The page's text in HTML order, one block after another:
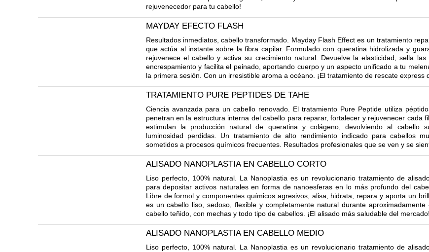
rejuvenecedor para tu cabello!
MAYDAY EFECTO FLASH
Resultados inmediatos, cabello transformado. Mayday Flash Effect es un tratamiento
que actúa al instante sobre la fibra capilar. Formulado con queratina hidrolizada y
rejuvenece el cabello y activa su crecimiento natural. Devuelve la elasticidad, sella
encrespamiento y facilita el peinado, aportando cuerpo y un aspecto unificado a tu
la primera sesión. Con un irresistible aroma a océano. ¡El tratamiento de rescate express
TRATAMIENTO PURE PEPTIDES DE TAHE
Ciencia avanzada para un cabello renovado. El tratamiento Pure Peptide utiliza
penetran en la estructura interna del cabello para reparar, fortalecer y rejuvenecer cada
estimulan la producción natural de queratina y colágeno, devolviendo al cabello
luminosidad perdidas. Un tratamiento de alto rendimiento indicado para cabellos
sometidos a procesos químicos frecuentes. Resultados profesionales que se ven y se
ALISADO NANOPLASTIA EN CABELLO CORTO
Liso perfecto, 100% natural. La Nanoplastia es un revolucionario tratamiento de
para depositar activos naturales en forma de nanoesferas en lo más profundo del
Libre de formol y componentes químicos agresivos, alisa, hidrata, repara y aporta un
es un cabello liso, sedoso, flexible y completamente natural durante aproximadamente
cabello teñido, con mechas y todo tipo de cabellos. ¡El alisado más saludable del mercado!
ALISADO NANOPLASTIA EN CABELLO MEDIO
Liso perfecto, 100% natural. La Nanoplastia es un revolucionario tratamiento de